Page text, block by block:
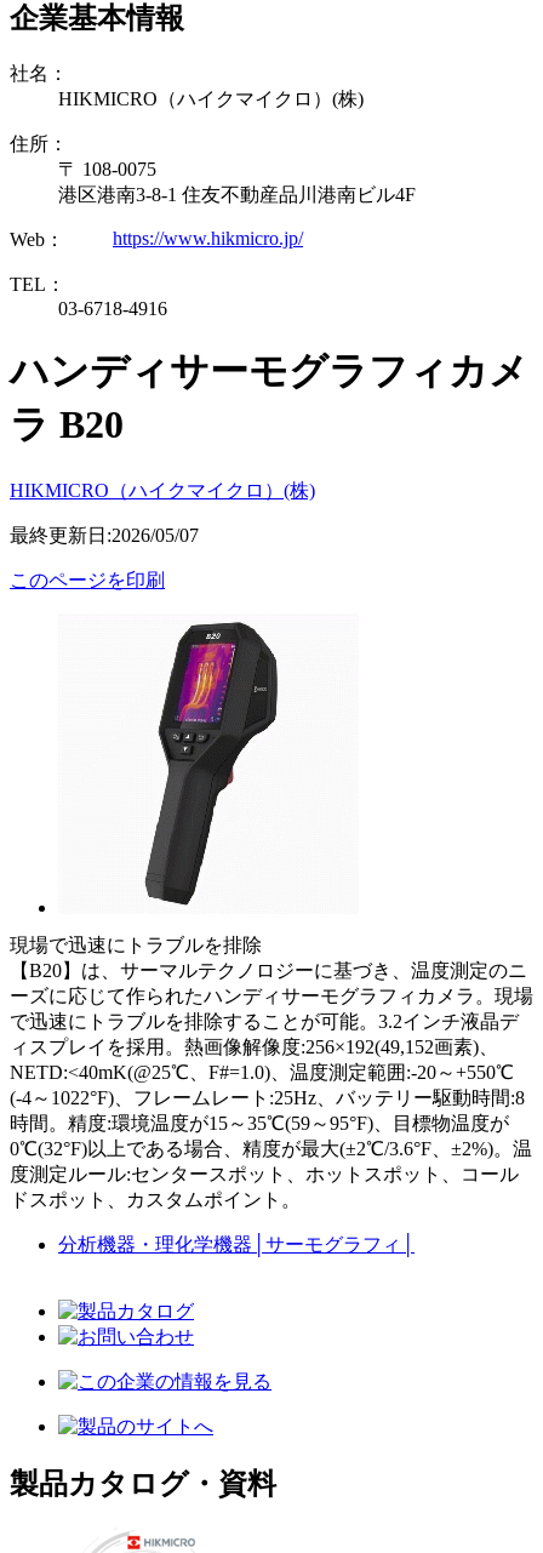
企業基本情報
社名：
HIKMICRO（ハイクマイクロ）(株)
住所：
〒 108-0075
港区港南3-8-1 住友不動産品川港南ビル4F
Web： https://www.hikmicro.jp/
TEL：
03-6718-4916
ハンディサーモグラフィカメ
ラ B20
HIKMICRO（ハイクマイクロ）(株)
最終更新日:2026/05/07
このページを印刷
現場で迅速にトラブルを排除
【B20】は、サーマルテクノロジーに基づき、温度測定のニ
ーズに応じて作られたハンディサーモグラフィカメラ。現場
で迅速にトラブルを排除することが可能。3.2インチ液晶デ
ィスプレイを採用。熱画像解像度:256×192(49,152画素)、
NETD:<40mK(@25℃、F#=1.0)、温度測定範囲:-20～+550℃
(-4～1022°F)、フレームレート:25Hz、バッテリー駆動時間:8
時間。精度:環境温度が15～35℃(59～95°F)、目標物温度が
0℃(32°F)以上である場合、精度が最大(±2℃/3.6°F、±2%)。温
度測定ルール:センタースポット、ホットスポット、コール
ドスポット、カスタムポイント。
分析機器・理化学機器 サーモグラフィ
製品カタログ・資料